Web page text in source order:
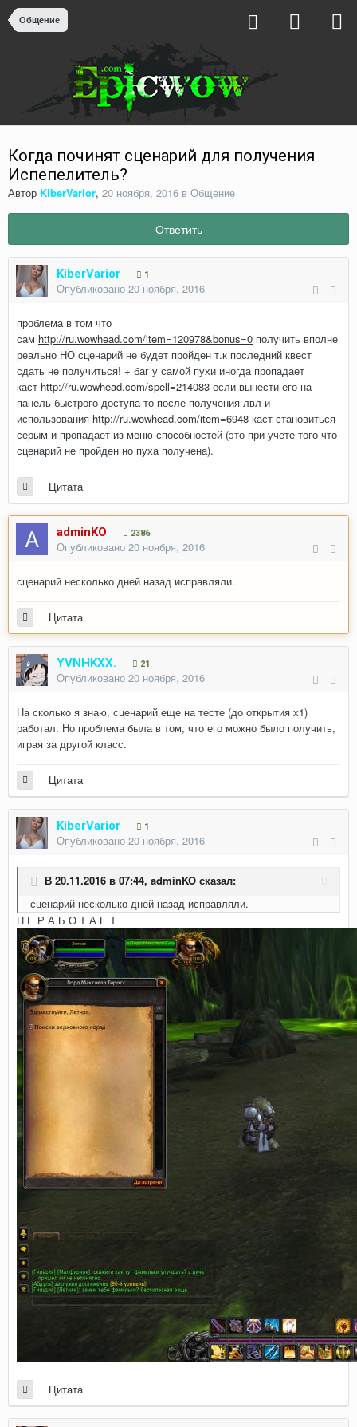
Общение
Когда починят сценарий для получения
Испепелитель?
Автор KiberVarior, 20 ноября, 2016 в Общение
Ответить
KiberVarior 1
Опубликовано 20 ноября, 2016
проблема в том что
сам http://ru.wowhead.com/item=120978&bonus=0 получить вполне
реально НО сценарий не будет пройден т.к последний квест
сдать не получиться! + баг у самой пухи иногда пропадает
каст http://ru.wowhead.com/spell=214083 если вынести его на
панель быстрого доступа то после получения лвл и
использования http://ru.wowhead.com/item=6948 каст становиться
серым и пропадает из меню способностей (это при учете того что
сценарий не пройден но пуха получена).
Цитата
adminKO 2386
Опубликовано 20 ноября, 2016
сценарий несколько дней назад исправляли.
Цитата
YVNHKXX. 21
Опубликовано 20 ноября, 2016
На сколько я знаю, сценарий еще на тесте (до открытия х1)
работал. Но проблема была в том, что его можно было получить,
играя за другой класс.
Цитата
KiberVarior 1
Опубликовано 20 ноября, 2016
В 20.11.2016 в 07:44, adminKO сказал:
сценарий несколько дней назад исправляли.
Н Е Р А Б О Т А Е Т
Цитата